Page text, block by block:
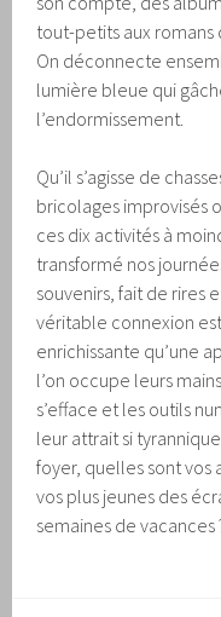
tout-petits aux romans
On déconnecte
lumière bleue qui
l’endormissement.
Qu’il s’agisse de
bricolages improvisés
ces dix activités à
transformé nos
souvenirs, fait de rires
véritable connexion
enrichissante qu’une
l’on occupe leurs
s’efface et les outils
leur attrait si
foyer, quelles sont
vos plus jeunes des
semaines de vacances